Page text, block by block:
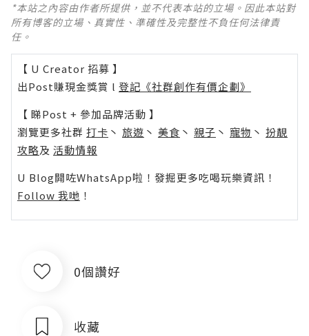
*本站之內容由作者所提供，並不代表本站的立場。因此本站對
所有博客的立場、真實性、準確性及完整性不負任何法律責
任。
【 U Creator 招募 】
出Post賺現金獎賞 l 登記《社群創作有價企劃》
【 睇Post + 參加品牌活動 】
瀏覽更多社群 打卡 丶 旅遊 丶 美食 丶 親子 丶 寵物 丶 扮靚
攻略及 活動情報
U Blog開咗WhatsApp啦！發掘更多吃喝玩樂資訊！
Follow 我哋 ！
0個讚好
收藏